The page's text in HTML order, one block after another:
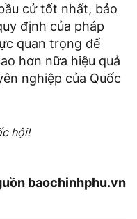
cử tốt nhất, bảo
định của pháp
quan trọng để
hơn nữa hiệu quả
nghiệp của Quốc
hội!
baochinhphu.vn